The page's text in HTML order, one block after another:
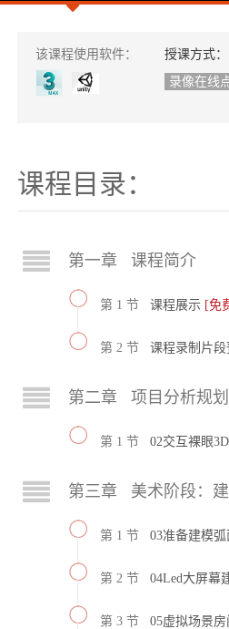
该课程使用软件：
授课方式：
录像在线
课程目录：
第一章 课程简介
第 1 节 课程展示 [免
第 2 节 课程录制片
第二章 项目分析规划
第 1 节 02交互裸眼
第三章 美术阶段：
第 1 节 03准备建模
第 2 节 04Led大屏幕
第 3 节 05虚拟场景房